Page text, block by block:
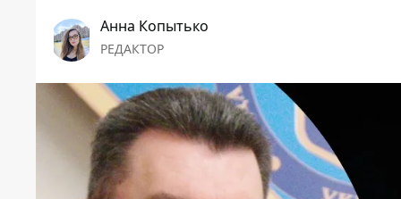
Анна Копытько
РЕДАКТОР